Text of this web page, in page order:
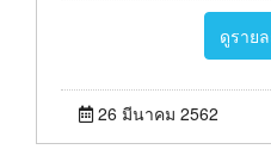
ดูราย
26 มีนาคม 2562